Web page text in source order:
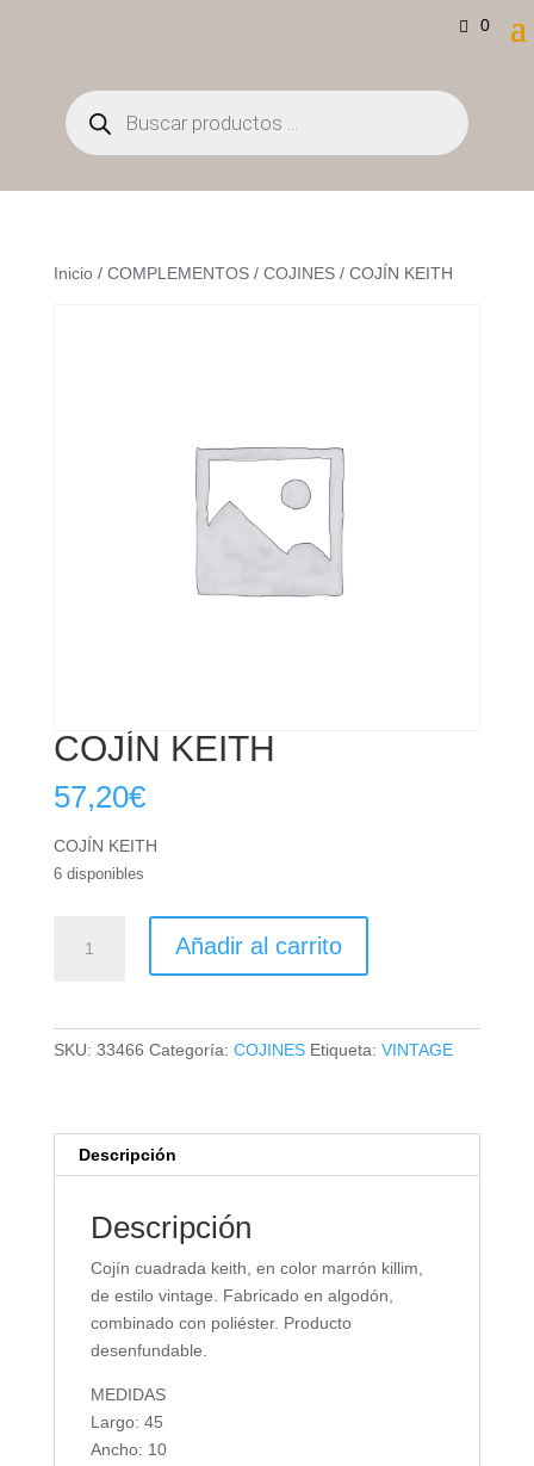
0
Búsqueda
de
productos
Inicio/ COMPLEMENTOS/ COJINES/ COJÍN KEITH
COJÍN KEITH
57,20€
COJÍN KEITH
6 disponibles
KEITH
Añadir al carrito
SKU: 33466 Categoría: COJINES Etiqueta: VINTAGE
Descripción
Descripción
Cojín cuadrada keith, en color marrón killim,
de estilo vintage. Fabricado en algodón,
combinado con poliéster. Producto
desenfundable.
MEDIDAS
Largo: 45
Ancho: 10